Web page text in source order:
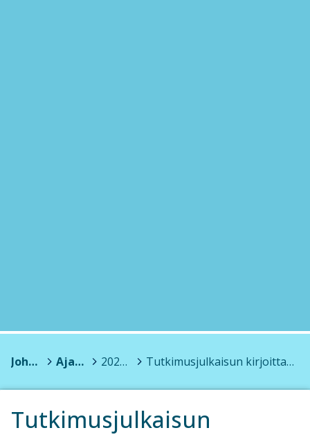
Johannes Pernaa Ajatuksia > 2020 (4) > Tutkimusjulkaisun kirjoittaminen kansainvälisessä yhteistyössä – Mahdollisuuksia, haasteita ja ratkaisuja
Tutkimusjulkaisun